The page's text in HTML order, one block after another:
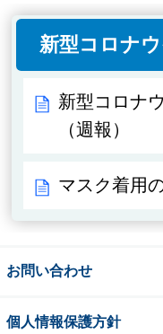
新型コロナ
新型コロナ
（週報）
マスク着用
お問い合わせ
個人情報保護方針